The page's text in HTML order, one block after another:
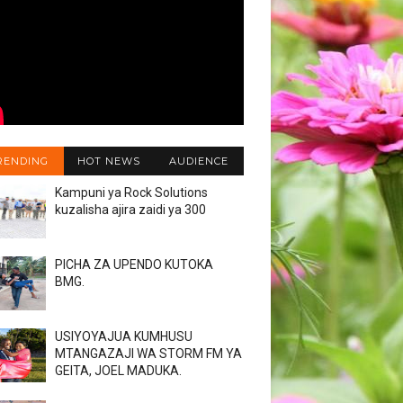
HOT NEWS AUDIENCE
Kampuni ya Rock Solutions
kuzalisha ajira zaidi ya 300
PICHA ZA UPENDO KUTOKA
BMG.
USIYOYAJUA KUMHUSU
MTANGAZAJI WA STORM FM YA
GEITA, JOEL MADUKA.